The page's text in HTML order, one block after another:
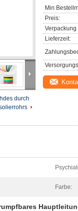
durch
Min
Preis:
Lieferzeit:
Farbe: